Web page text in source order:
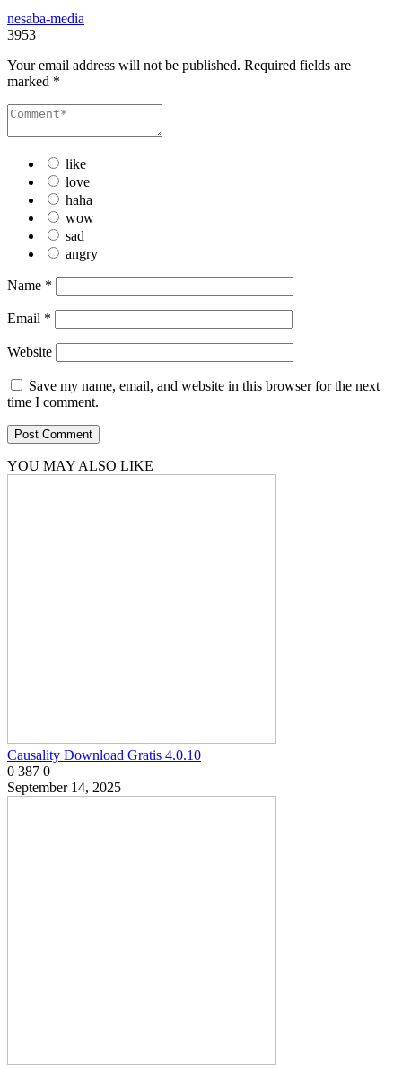
nesaba-media
3953
Your email address will not be published. Required fields are
marked *
like
love
haha
wow
sad
angry
Name *
Email *
Website
Save my name, email, and website in this browser for the next
time I comment.
YOU MAY ALSO LIKE
Causality Download Gratis 4.0.10
0 387 0
September 14, 2025